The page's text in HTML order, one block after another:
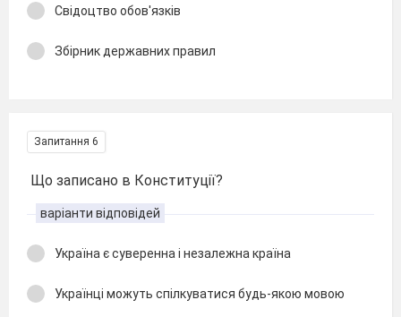
Свідоцтво обов'язків
Збірник державних правил
Запитання 6
Що записано в Конституції?
варіанти відповідей
Україна є суверенна і незалежна країна
Українці можуть спілкуватися будь-якою мовою